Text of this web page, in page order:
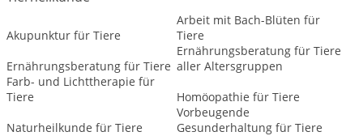
Akupunktur für Tiere
Arbeit mit Bach-Blüten für
Tiere
Ernährungsberatung für Tiere
Ernährungsberatung für Tiere
aller Altersgruppen
Farb- und Lichttherapie für
Tiere
Homöopathie für Tiere
Naturheilkunde für Tiere
Vorbeugende
Gesunderhaltung für Tiere